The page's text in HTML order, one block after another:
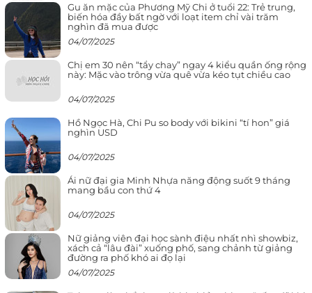
Gu ăn mặc của Phương Mỹ Chi ở tuổi 22: Trẻ trung,
biến hóa đầy bất ngờ với loạt item chỉ vài trăm
nghìn đã mua được
04/07/2025
Chị em 30 nên “tẩy chay” ngay 4 kiểu quần ống rộng
này: Mặc vào trông vừa quê vừa kéo tụt chiều cao
04/07/2025
Hồ Ngọc Hà, Chi Pu so body với bikini “tí hon” giá
nghìn USD
04/07/2025
Ái nữ đại gia Minh Nhựa năng động suốt 9 tháng
mang bầu con thứ 4
04/07/2025
Nữ giảng viên đại học sành điệu nhất nhì showbiz,
xách cả “lâu đài” xuống phố, sang chảnh từ giảng
đường ra phố khó ai đọ lại
04/07/2025